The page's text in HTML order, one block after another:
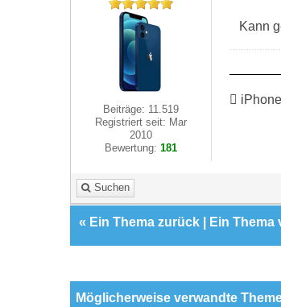
Beiträge: 11.519
Registriert seit: Mar
2010
Bewertung:181
Kann

Suchen
« Ein Thema zurück Ein Thema
Möglicherweise verwandte